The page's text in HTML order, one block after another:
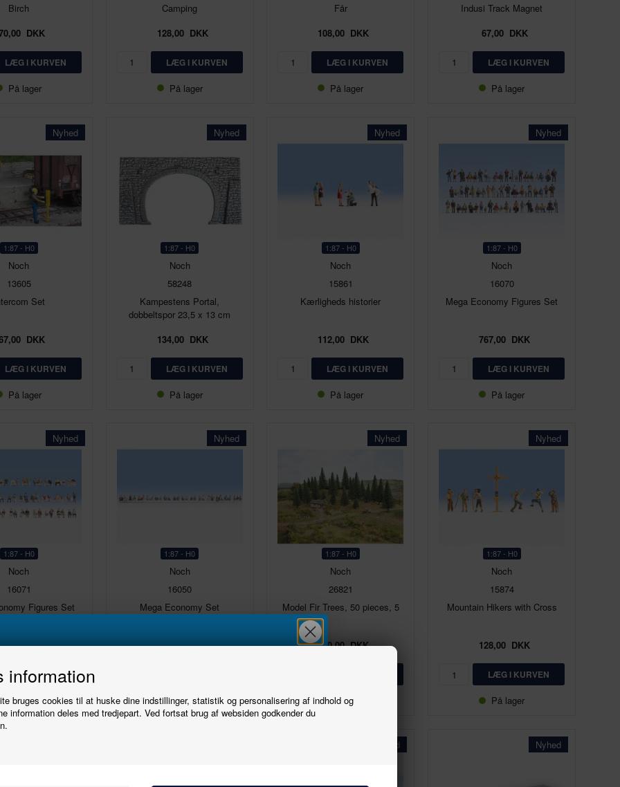
information
bruges cookies til at huske dine indstillinger, statistik og personalisering af indhold og
information deles med tredjepart. Ved fortsat brug af websiden godkender du
Birch
DKK
På lager
Camping
128,00DKK
På lager
Får
108,00 DKK
På lager
Indusi Track Magnet
67,00DKK
På lager
Nyhed
1:87 - H0
Noch
13605
Set
DKK
På lager
Nyhed
1:87 - H0
Noch
58248
Kampestens Portal,
dobbeltspor 23,5 x 13 cm
134,00DKK
På lager
Nyhed
1:87 - H0
Noch
15861
Kærligheds historier
112,00 DKK
På lager
Nyhed
1:87 - H0
Noch
16070
Mega Economy Figures Set
767,00 DKK
På lager
Nyhed
1:87 - H0
Noch
16071
Figures Set
DKK
På lager
Nyhed
1:87 - H0
Noch
16050
Mega Economy Set
442,00DKK
På lager
Nyhed
1:87 - H0
Noch
26821
Model Fir Trees, 50 pieces, 5
380,00DKK
På lager
Nyhed
1:87 - H0
Noch
15874
Mountain Hikers with Cross
128,00 DKK
På lager
Nyhed Nyhed
nyhedsbrevet